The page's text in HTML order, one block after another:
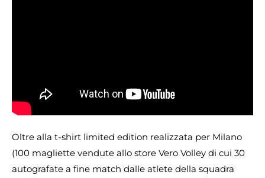
Oltre alla t-shirt limited edition realizzata per Milano
(100 magliette vendute allo store Vero Volley di cui 30
autografate a fine match dalle atlete della squadra